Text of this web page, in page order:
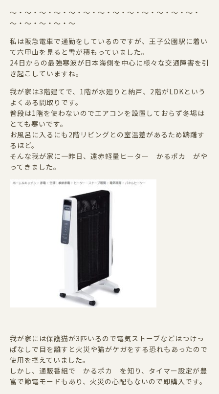
～・～・～・～・～・～・～・～・～・～・～・～・～・
～・～・～・～・～
私は阪急電車で通勤をしているのですが、王子公園駅に着い
て六甲山を見ると雪が積もっていました。
24日からの最強寒波が日本海側を中心に様々な交通障害を引
き起こしていますね。
我が家は3階建てで、1階が水廻りと納戸、2階がLDKという
よくある間取りです。
普段は1階を使わないのでエアコンを設置しておらず冬場は
とても寒いです。
お風呂に入るにも2階リビングとの室温差があるため躊躇す
るほど。
そんな我が家に一昨日、遠赤軽量ヒーター かるポカ がや
ってきました。
我が家には保護猫が3匹いるので電気ストーブなどはつけっ
ぱなしで目を離すと火災や猫がケガをする恐れもあったので
使用を控えていました。
しかし、通販番組で かるポカ を知り、タイマー設定が豊
富で節電モードもあり、火災の心配もないので即購入です。